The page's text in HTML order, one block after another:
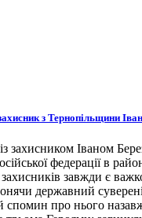
з Тернопільщини
захисником Іваном
федерації
захисників завжди є
державний
спомин про нього